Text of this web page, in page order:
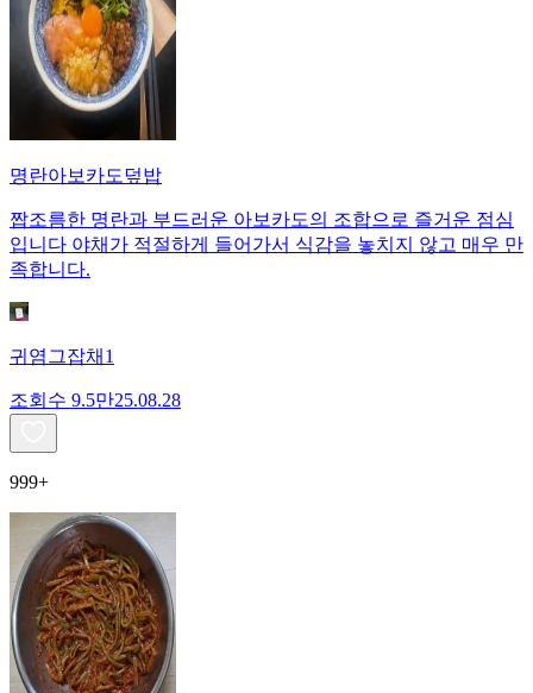
명란아보카도덮밥
짭조름한 명란과 부드러운 아보카도의 조합으로 즐거운 점심
입니다 야채가 적절하게 들어가서 식감을 놓치지 않고 매우 만
족합니다.
귀염그잡채1
조회수 9.5만25.08.28
999+